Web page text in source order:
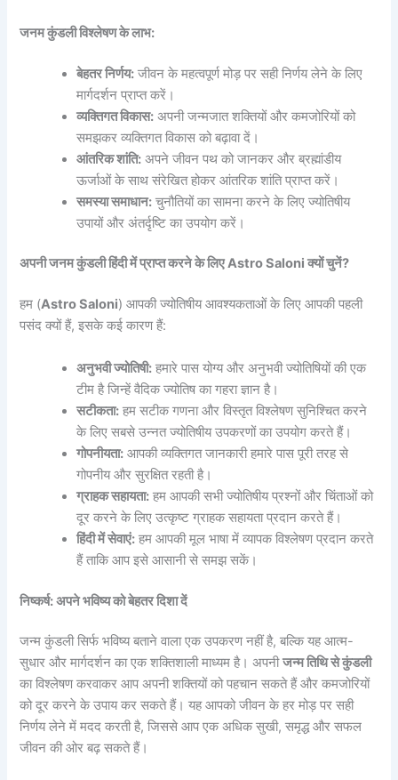
जनम कुंडली विश्लेषण के लाभ:
बेहतर निर्णय: जीवन के महत्वपूर्ण मोड़ पर सही निर्णय लेने के लिए
मार्गदर्शन प्राप्त करें।
व्यक्तिगत विकास: अपनी जन्मजात शक्तियों और कमजोरियों को
समझकर व्यक्तिगत विकास को बढ़ावा दें।
आंतरिक शांति: अपने जीवन पथ को जानकर और ब्रह्मांडीय
ऊर्जाओं के साथ संरेखित होकर आंतरिक शांति प्राप्त करें।
समस्या समाधान: चुनौतियों का सामना करने के लिए ज्योतिषीय
उपायों और अंतर्दृष्टि का उपयोग करें।
अपनी जनम कुंडली हिंदी में प्राप्त करने के लिए Astro Saloni क्यों चुनें?
हम (Astro Saloni) आपकी ज्योतिषीय आवश्यकताओं के लिए आपकी पहली
पसंद क्यों हैं, इसके कई कारण हैं:
अनुभवी ज्योतिषी: हमारे पास योग्य और अनुभवी ज्योतिषियों की एक
टीम है जिन्हें वैदिक ज्योतिष का गहरा ज्ञान है।
सटीकता: हम सटीक गणना और विस्तृत विश्लेषण सुनिश्चित करने
के लिए सबसे उन्नत ज्योतिषीय उपकरणों का उपयोग करते हैं।
गोपनीयता: आपकी व्यक्तिगत जानकारी हमारे पास पूरी तरह से
गोपनीय और सुरक्षित रहती है।
ग्राहक सहायता: हम आपकी सभी ज्योतिषीय प्रश्नों और चिंताओं को
दूर करने के लिए उत्कृष्ट ग्राहक सहायता प्रदान करते हैं।
हिंदी में सेवाएं: हम आपकी मूल भाषा में व्यापक विश्लेषण प्रदान करते
हैं ताकि आप इसे आसानी से समझ सकें।
निष्कर्ष: अपने भविष्य को बेहतर दिशा दें
जन्म कुंडली सिर्फ भविष्य बताने वाला एक उपकरण नहीं है, बल्कि यह आत्म-
सुधार और मार्गदर्शन का एक शक्तिशाली माध्यम है। अपनीजन्म तिथि से कुंडली
का विश्लेषण करवाकर आप अपनी शक्तियों को पहचान सकते हैं और कमजोरियों
को दूर करने के उपाय कर सकते हैं। यह आपको जीवन के हर मोड़ पर सही
निर्णय लेने में मदद करती है, जिससे आप एक अधिक सुखी, समृद्ध और सफल
जीवन की ओर बढ़ सकते हैं।